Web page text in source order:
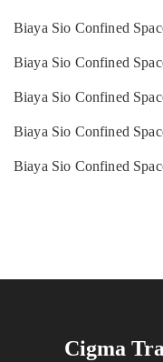
Biaya Sio Confined
Biaya Sio Confined
Biaya Sio Confined
Biaya Sio Confined
Biaya Sio Confined
Cigma